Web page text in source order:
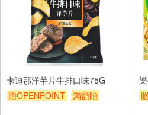
卡迪那洋芋片牛排口味75G
贈OPENPOINT
滿額贈